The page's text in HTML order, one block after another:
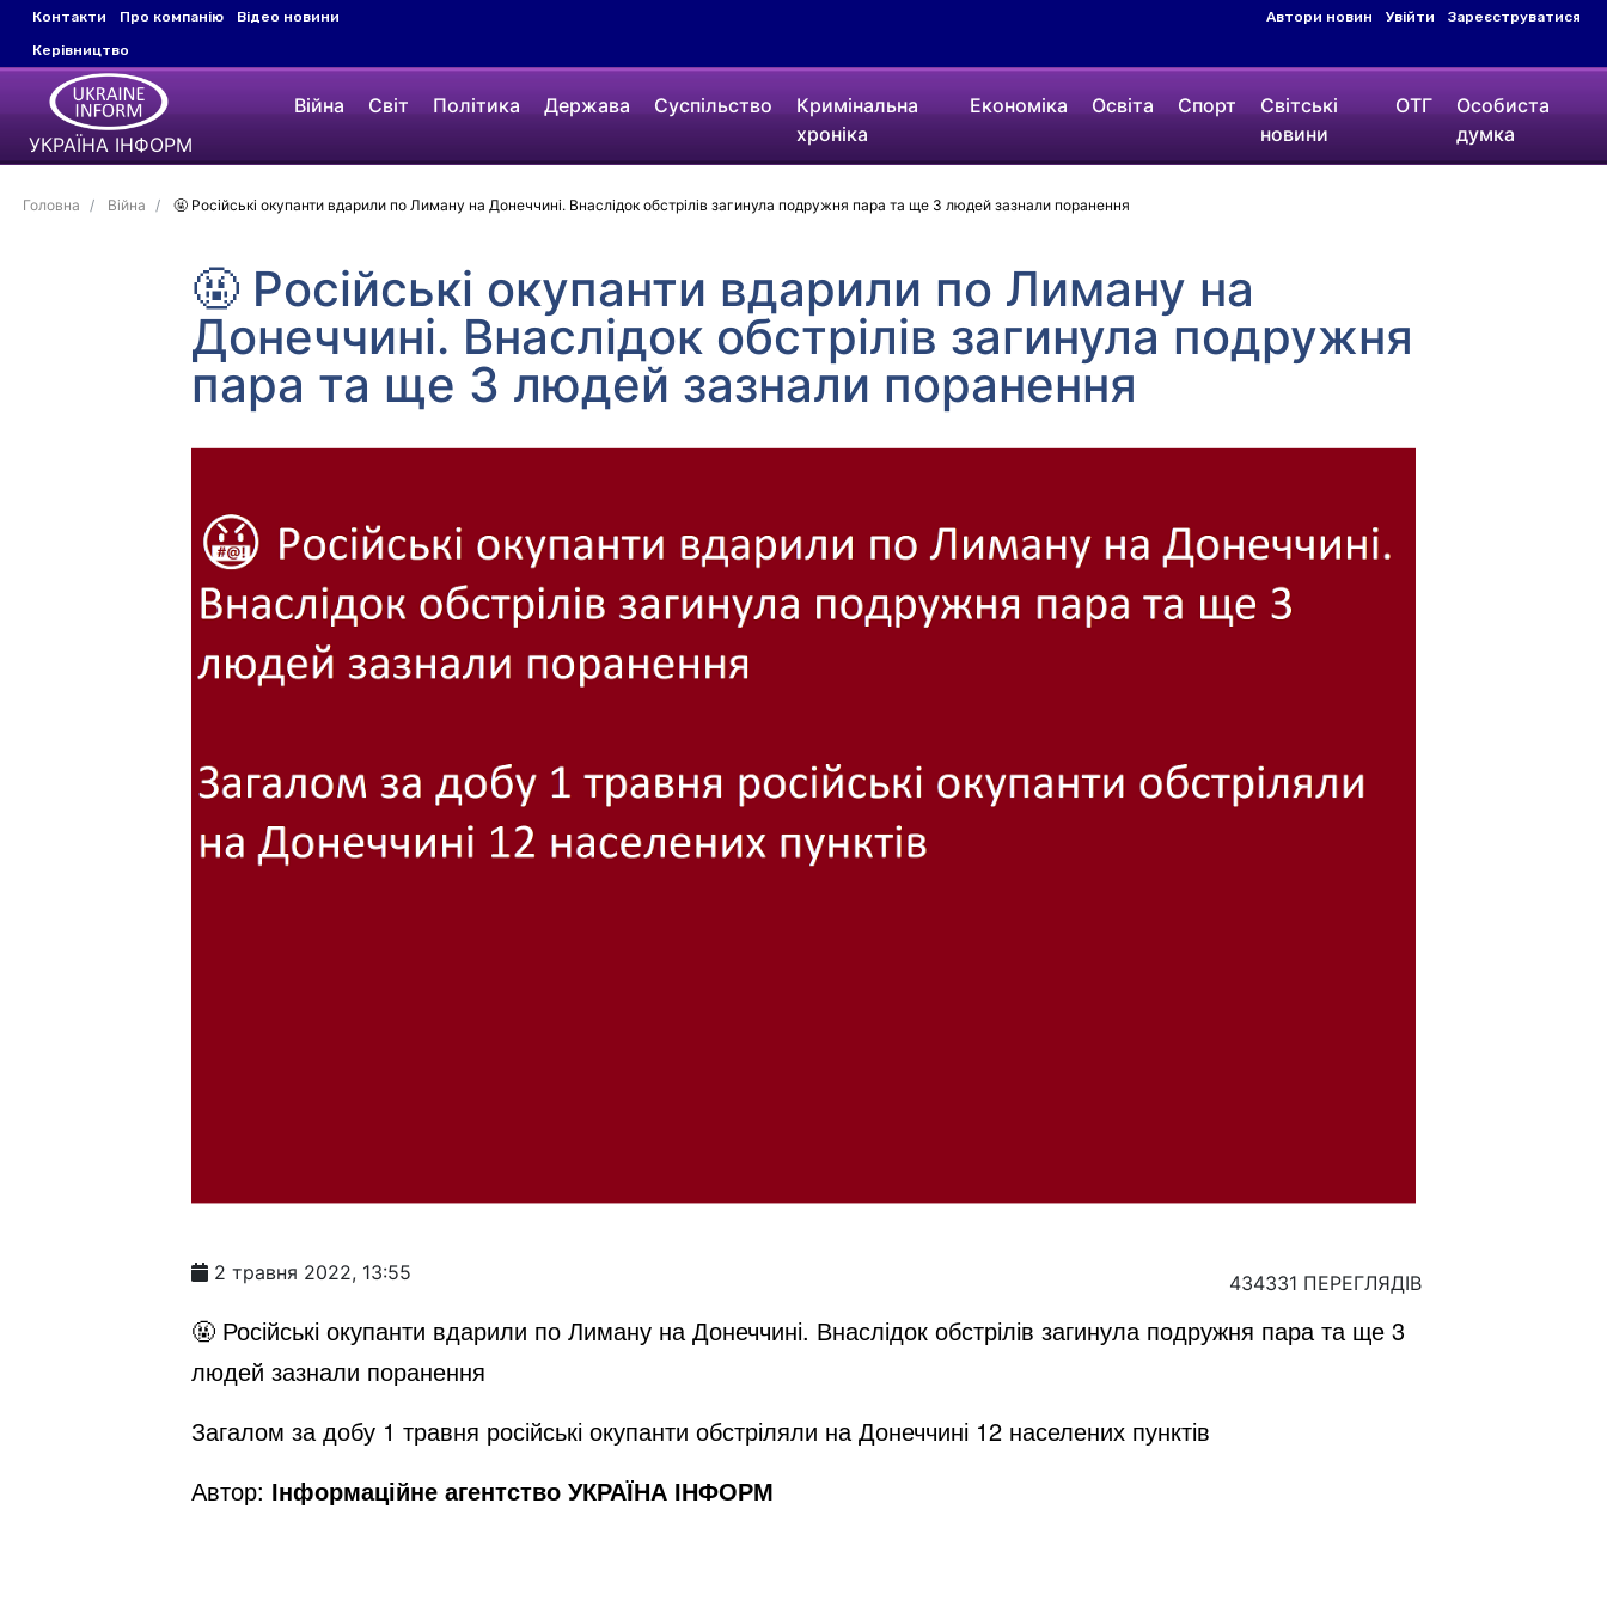
Контакти Про компанію
Відео новини
Керівництво
Автори новин Увійти Зареєструватися
УКРАЇНА ІНФОРМ
Війна Світ Політика Держава Суспільство
Кримінальна
хроніка
Економіка Освіта Спорт
Світські
новини
ОТГ
Особиста
думка
Головна Війна 🤬 Російські окупанти вдарили по Лиману на Донеччині. Внаслідок обстрілів загинула подружня пара та ще 3 людей зазнали поранення
🤬 Російські окупанти вдарили по Лиману на
Донеччині. Внаслідок обстрілів загинула подружня
пара та ще 3 людей зазнали поранення
2 травня 2022, 13:55 434331 ПЕРЕГЛЯДІВ
🤬 Російські окупанти вдарили по Лиману на Донеччині. Внаслідок обстрілів загинула подружня пара та ще 3
людей зазнали поранення
Загалом за добу 1 травня російські окупанти обстріляли на Донеччині 12 населених пунктів
Автор: Інформаційне агентство УКРАЇНА ІНФОРМ